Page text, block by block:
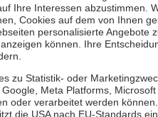
Bundesland
Telefonnummer